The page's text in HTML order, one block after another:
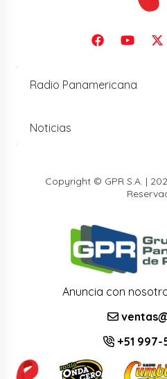
Radio Panamericana
Noticias
Copyright © GPR S.A. |
Anuncia con
+51